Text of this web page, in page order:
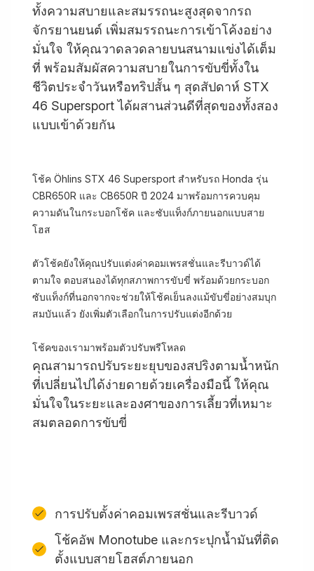
ทั้งความสบายและสมรรถนะสูงสุดจากรถ
จักรยานยนต์ เพิ่มสมรรถนะการเข้าโค้งอย่าง
มั่นใจ ให้คุณวาดลวดลายบนสนามแข่งได้เต็ม
ที่ พร้อมสัมผัสความสบายในการขับขี่ทั้งใน
ชีวิตประจำวันหรือทริปสั้น ๆ สุดสัปดาห์ STX
46 Supersport ได้ผสานส่วนดีที่สุดของทั้งสอง
แบบเข้าด้วยกัน
โช้ค Öhlins STX 46 Supersport สำหรับรถ Honda รุ่น
CBR650R และ CB650R ปี 2024 มาพร้อมการควบคุม
ความดันในกระบอกโช้ค และซับแท็งก์ภายนอกแบบสาย
โฮส
ตัวโช้คยังให้คุณปรับแต่งค่าคอมเพรสชั่นและรีบาวด์ได้
ตามใจ ตอบสนองได้ทุกสภาพการขับขี่ พร้อมด้วยกระบอก
ซับแท็งก์ที่นอกจากจะช่วยให้โช้คเย็นลงแม้ขับขี่อย่างสมบุก
สมบันแล้ว ยังเพิ่มตัวเลือกในการปรับแต่งอีกด้วย
โช้คของเรามาพร้อมตัวปรับพรีโหลด
คุณสามารถปรับระยะยุบของสปริงตามน้ำหนัก
ที่เปลี่ยนไปได้ง่ายดายด้วยเครื่องมือนี้ ให้คุณ
มั่นใจในระยะและองศาของการเลี้ยวที่เหมาะ
สมตลอดการขับขี่
การปรับตั้งค่าคอมเพรสชั่นและรีบาวด์
โช้คอัพ Monotube และกระปุกน้ำมันที่ติด
ตั้งแบบสายโฮสต์ภายนอก